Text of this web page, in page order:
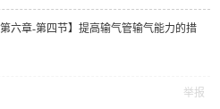
六章-第四节】提高输气管输气能力的措
举报